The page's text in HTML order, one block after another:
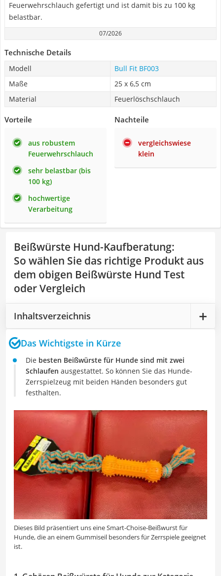
Feuerwehrschlauch gefertigt und ist damit bis zu 100 kg
belastbar.
07/2026
Technische Details
Modell
Bull Fit BF003
Maße
25 x 6,5 cm
Material
Feuerlöschschlauch
Vorteile
aus robustem
Feuerwehrschlauch
sehr belastbar (bis
100 kg)
hochwertige
Verarbeitung
Nachteile
vergleichswiese
klein
Beißwürste Hund-Kaufberatung:
So wählen Sie das richtige Produkt aus
dem obigen Beißwürste Hund Test
oder Vergleich
Inhaltsverzeichnis
Das Wichtigste in Kürze
Die besten Beißwürste für Hunde sind mit zwei
Schlaufen ausgestattet. So können Sie das Hunde-
Zerrspielzeug mit beiden Händen besonders gut
festhalten.
Dieses Bild präsentiert uns eine Smart-Choise-Beißwurst für
Hunde, die an einem Gummiseil besonders für Zerrspiele geeignet
ist.